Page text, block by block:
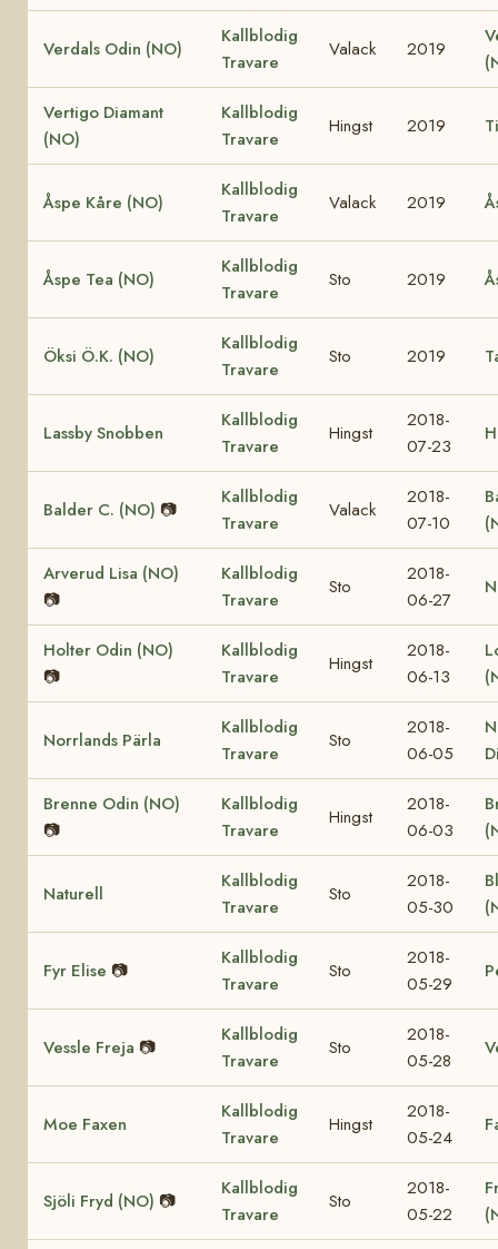
Verdals Odin (NO)
Kallblodig
Travare
Valack 2019
Vertigo Diamant
(NO)
Kallblodig
Travare
Hingst 2019
Åspe Kåre (NO)
Kallblodig
Travare
Valack 2019
Åspe Tea (NO)
Kallblodig
Travare
Sto 2019
Öksi Ö.K. (NO)
Kallblodig
Travare
Sto 2019
Lassby Snobben
Kallblodig
Travare
Hingst
2018-
07-23
Balder C. (NO) 📷
Kallblodig
Travare
Valack
2018-
07-10
Arverud Lisa (NO)
📷
Kallblodig
Travare
Sto
2018-
06-27
Holter Odin (NO)
📷
Kallblodig
Travare
Hingst
2018-
06-13
Norrlands Pärla
Kallblodig
Travare
Sto
2018-
06-05
Brenne Odin (NO)
📷
Kallblodig
Travare
Hingst
2018-
06-03
Naturell
Kallblodig
Travare
Sto
2018-
05-30
Fyr Elise 📷
Kallblodig
Travare
Sto
2018-
05-29
Vessle Freja 📷
Kallblodig
Travare
Sto
2018-
05-28
Moe Faxen
Kallblodig
Travare
Hingst
2018-
05-24
Sjöli Fryd (NO) 📷
Kallblodig
Travare
Sto
2018-
05-22